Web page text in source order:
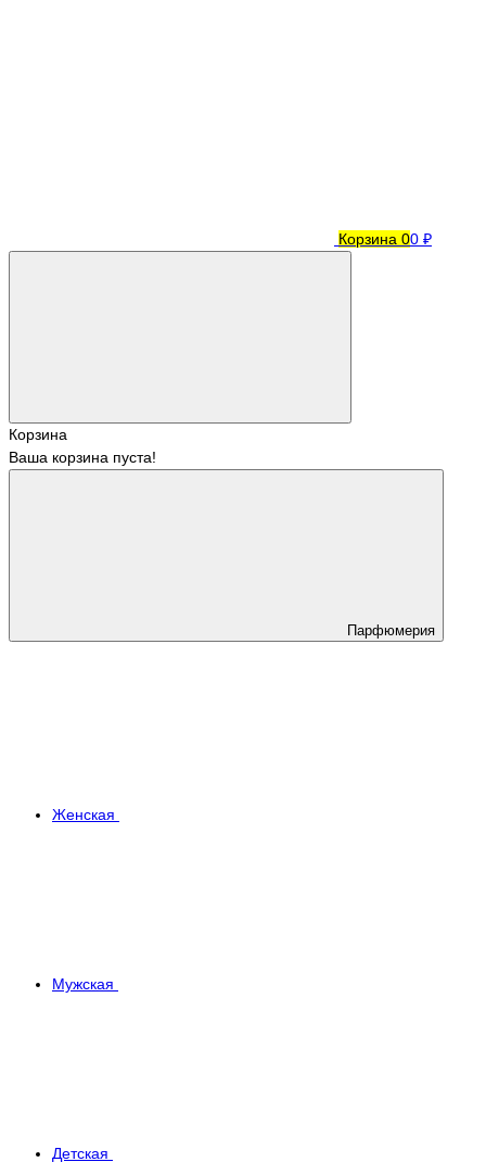
Корзина 00 ₽
Корзина
Ваша корзина пуста!
Парфюмерия
Женская
Мужская
Детская